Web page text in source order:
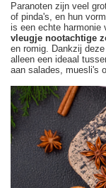
Paranoten zijn veel
of pinda's, en hun
is een echte harmonie
vleugje nootachtige
en romig. Dankzij
alleen een ideaal
aan salades, muesli's